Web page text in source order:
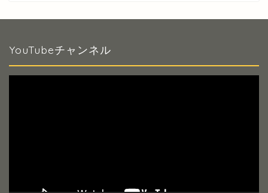
YouTubeチャンネル